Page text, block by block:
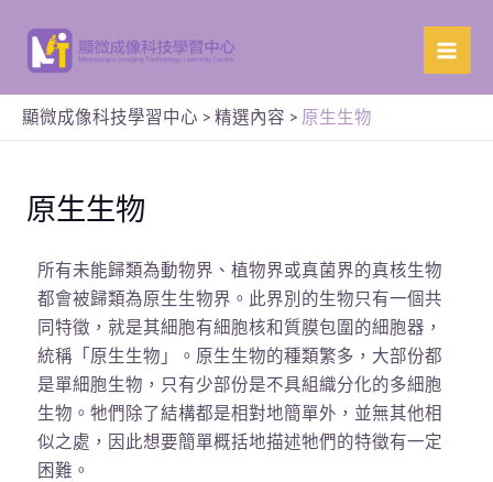
顯微成像科技學習中心 > 精選內容 > 原生生物
原生生物
所有未能歸類為動物界、植物界或真菌界的真核生物
都會被歸類為原生生物界。此界別的生物只有一個共
同特徵，就是其細胞有細胞核和質膜包圍的細胞器，
統稱「原生生物」。原生生物的種類繁多，大部份都
是單細胞生物，只有少部份是不具組織分化的多細胞
生物。牠們除了結構都是相對地簡單外，並無其他相
似之處，因此想要簡單概括地描述牠們的特徵有一定
困難。